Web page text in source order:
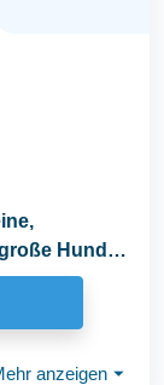
Hunde,
anzeigen ⏷